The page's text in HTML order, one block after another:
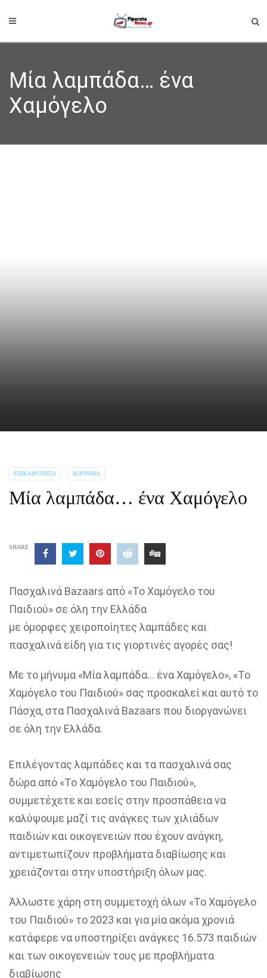
Μία λαμπάδα… ένα
Χαμόγελο
ΕΠΙΚΑΙΡΌΤΗΤΑ ΚΟΡΙΝΘΊΑ
Μία λαμπάδα… ένα Χαμόγελο
SHARE
Πασχαλινά Bazaars από «Το Χαμόγελο του
Παιδιού» σε όλη την Ελλάδα
με όμορφες χειροποίητες λαμπάδες και
πασχαλινά είδη για τις γιορτινές αγορές σας!
Με το μήνυμα «Μία λαμπάδα… ένα Χαμόγελο», «Το
Χαμόγελο του Παιδιού» σας προσκαλεί και αυτό το
Πάσχα, στα Πασχαλινά Bazaars που διοργανώνει
σε όλη την Ελλάδα.
Επιλέγοντας λαμπάδες και τα πασχαλινά σας
δώρα από «Το Χαμόγελο του Παιδιού»,
συμμετέχετε και εσείς στην προσπάθεια να
καλύψουμε μαζί τις ανάγκες των χιλιάδων
παιδιών και οικογενειών που έχουν ανάγκη,
αντιμετωπίζουν προβλήματα διαβίωσης και
χρειάζονται στην υποστήριξη όλων μας.
Άλλωστε χάρη στη συμμετοχή όλων «Το Χαμόγελο
του Παιδιού» το 2023 και για μία ακόμα χρονιά
κατάφερε να υποστηρίξει ανάγκες 16.573 παιδιών
και των οικογενειών τους με προβλήματα
διαβίωσης